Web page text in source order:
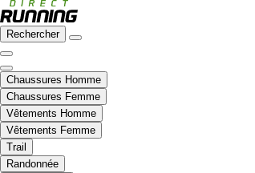
Rechercher
Chaussures Homme
Chaussures Femme
Vêtements Homme
Vêtements Femme
Trail
Randonnée